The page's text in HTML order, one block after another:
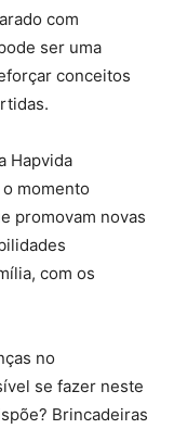
com
ser uma
conceitos
Hapvida
momento
promovam novas
com os
no
se fazer neste
Brincadeiras